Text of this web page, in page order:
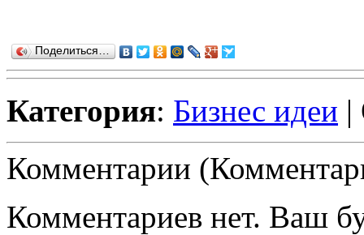
Поделиться…
Категория: Бизнес идеи |
Комментарии
Комментариев нет. Ваш